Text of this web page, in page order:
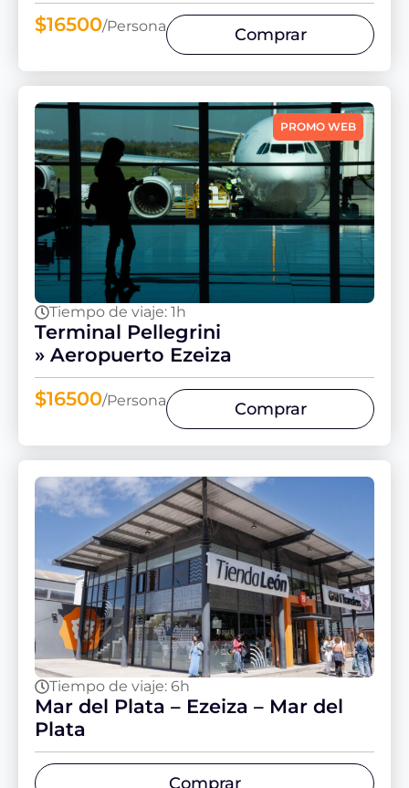
$16500/Persona Comprar
PROMO WEB
Tiempo de viaje: 1h
Terminal Pellegrini
» Aeropuerto Ezeiza
$16500/Persona Comprar
Tiempo de viaje: 6h
Mar del Plata – Ezeiza – Mar del
Plata
Comprar